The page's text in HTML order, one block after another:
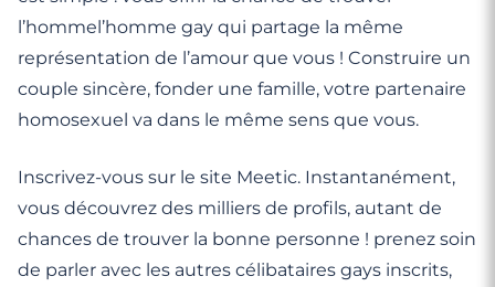
l’hommel’homme gay qui partage la même
représentation de l’amour que vous ! Construire un
couple sincère, fonder une famille, votre partenaire
homosexuel va dans le même sens que vous.
Inscrivez-vous sur le site Meetic. Instantanément,
vous découvrez des milliers de profils, autant de
chances de trouver la bonne personne ! prenez soin
de parler avec les autres célibataires gays inscrits,